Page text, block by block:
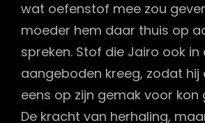
wat oefenstof mee zou
moeder hem daar thuis op
spreken. Stof die Jairo ook in
aangeboden kreeg, zodat hij
eens op zijn gemak voor kon
De kracht van herhaling,